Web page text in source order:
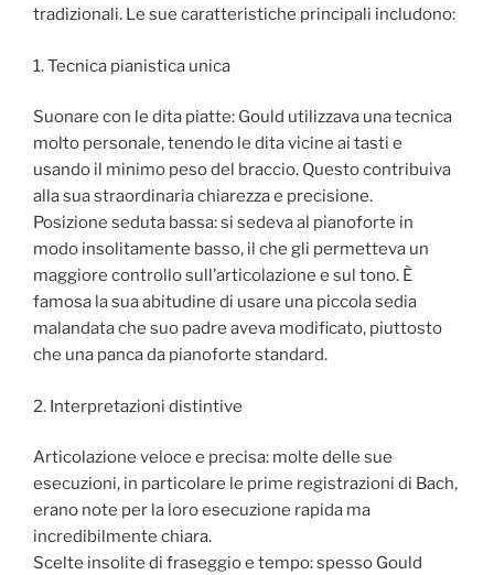
tradizionali. Le sue caratteristiche principali includono:
1. Tecnica pianistica unica
Suonare con le dita piatte: Gould utilizzava una tecnica
molto personale, tenendo le dita vicine ai tasti e
usando il minimo peso del braccio. Questo contribuiva
alla sua straordinaria chiarezza e precisione.
Posizione seduta bassa: si sedeva al pianoforte in
modo insolitamente basso, il che gli permetteva un
maggiore controllo sull’articolazione e sul tono. È
famosa la sua abitudine di usare una piccola sedia
malandata che suo padre aveva modificato, piuttosto
che una panca da pianoforte standard.
2. Interpretazioni distintive
Articolazione veloce e precisa: molte delle sue
esecuzioni, in particolare le prime registrazioni di Bach,
erano note per la loro esecuzione rapida ma
incredibilmente chiara.
Scelte insolite di fraseggio e tempo: spesso Gould